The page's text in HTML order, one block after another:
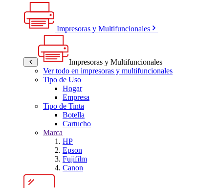
Impresoras y Multifuncionales
Impresoras y Multifuncionales
Ver todo en impresoras y multifuncionales
Tipo de Uso
Hogar
Empresa
Tipo de Tinta
Botella
Cartucho
Marca
HP
Epson
Fujifilm
Canon